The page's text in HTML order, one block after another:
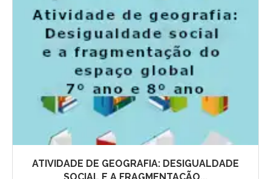
ATIVIDADE DE GEOGRAFIA: DESIGUALDADE